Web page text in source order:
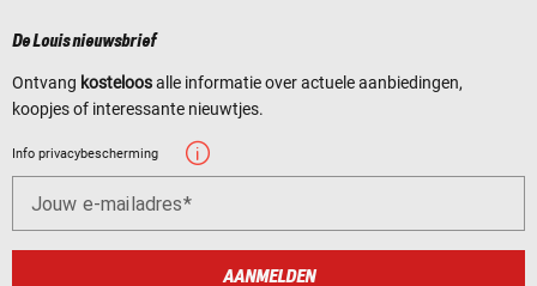
De Louis nieuwsbrief
Ontvang kosteloosalle informatie over actuele aanbiedingen,
koopjes of interessante nieuwtjes.
Info privacybescherming
Jouw e-mailadres
AANMELDEN